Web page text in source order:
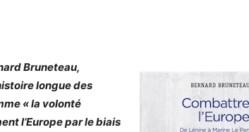
Bruneteau,
longue des
« la volonté
l’Europe par le biais